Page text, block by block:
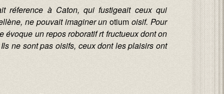
réference à Caton, qui fustigeait ceux qui
ne pouvait imaginer unotium oisif. Pour
évoque un repos roboratif rt fructueux dont on
ne sont pas oisifs, ceux dont les plaisirs ont